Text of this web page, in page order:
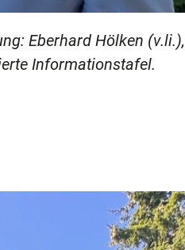
Eberhard Hölken (v.li.),
Informationstafel.